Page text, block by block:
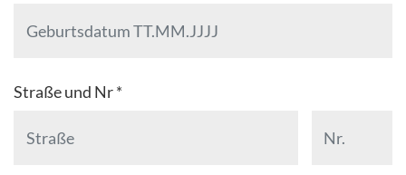
Straße und Nr *